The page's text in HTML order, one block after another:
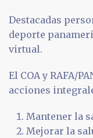
Destacadas
deporte
virtual.
El COA y RAFA/
acciones
Mantener la
Mejorar la